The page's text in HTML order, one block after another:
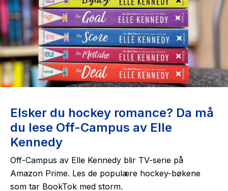
Elsker du hockey romance? Da må
du lese Off-Campus av Elle
Kennedy
Off-Campus av Elle Kennedy blir TV-serie på
Amazon Prime. Les de populære hockey-bøkene
som tar BookTok med storm.